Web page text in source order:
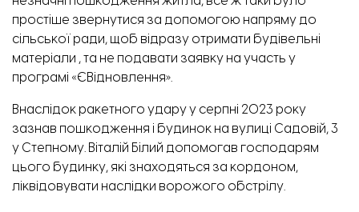
простіше звернутися за допомогою напряму до
сільської ради, щоб відразу отримати будівельні
матеріали , та не подавати заявку на участь у
програмі «ЄВідновлення».
Внаслідок ракетного удару у серпні 2023 року
зазнав пошкодження і будинок на вулиці Садовій, 3
у Степному. Віталій Білий допомогав господарям
цього будинку, які знаходяться за кордоном,
ліквідовувати наслідки ворожого обстрілу.